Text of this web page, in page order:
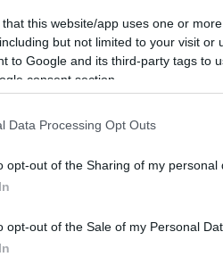
this website/app uses one or
but not limited to your visit or
to Google and its third-party tags to
consent section.
Data Processing Opt Outs
opt-out of the Sharing of my personal
opt-out of the Sale of my Personal
το πρώτο στάδιο της
καιρό.